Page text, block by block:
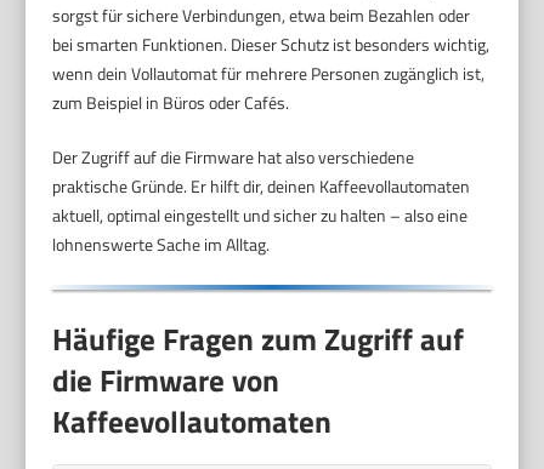
sorgst für sichere Verbindungen, etwa beim Bezahlen oder
bei smarten Funktionen. Dieser Schutz ist besonders wichtig,
wenn dein Vollautomat für mehrere Personen zugänglich ist,
zum Beispiel in Büros oder Cafés.
Der Zugriff auf die Firmware hat also verschiedene
praktische Gründe. Er hilft dir, deinen Kaffeevollautomaten
aktuell, optimal eingestellt und sicher zu halten – also eine
lohnenswerte Sache im Alltag.
Häufige Fragen zum Zugriff auf
die Firmware von
Kaffeevollautomaten